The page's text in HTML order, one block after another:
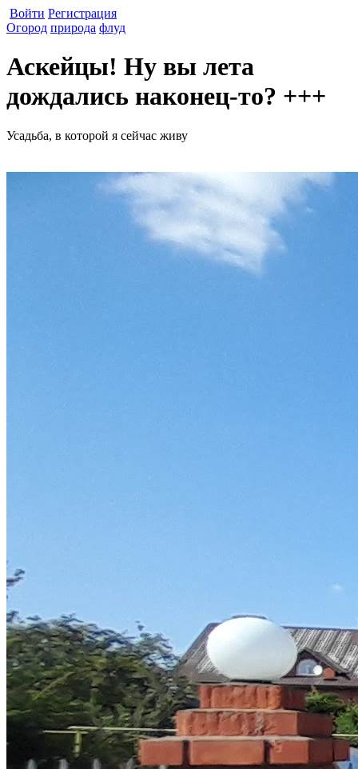
Войти Регистрация
Огород природа флуд
Аскейцы! Ну вы лета
дождались наконец-то? +++
Усадьба, в которой я сейчас живу